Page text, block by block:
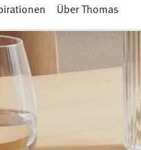
Über Thomas